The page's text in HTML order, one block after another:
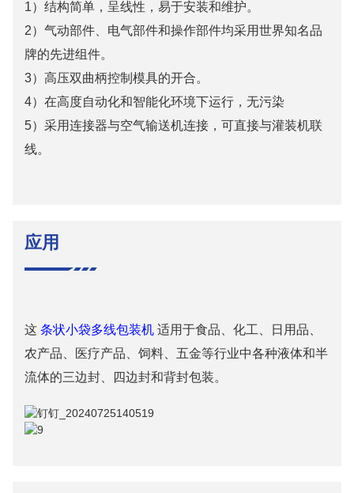
1）结构简单，呈线性，易于安装和维护。
2）气动部件、电气部件和操作部件均采用世界知名品
牌的先进组件。
3）高压双曲柄控制模具的开合。
4）在高度自动化和智能化环境下运行，无污染
5）采用连接器与空气输送机连接，可直接与灌装机联
线。
应用
这 条状小袋多线包装机适用于食品、化工、日用品、
农产品、医疗产品、饲料、五金等行业中各种液体和半
流体的三边封、四边封和背封包装。